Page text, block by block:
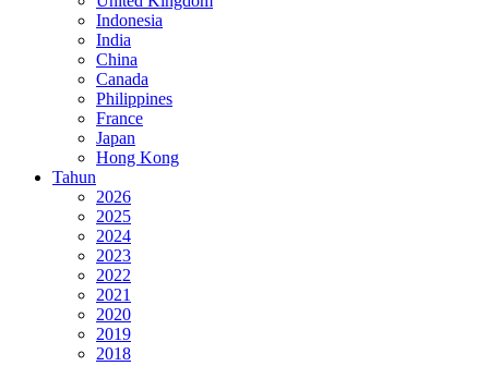
Indonesia
India
China
Canada
Philippines
France
Japan
Hong Kong
Tahun
2026
2025
2024
2023
2022
2021
2020
2019
2018